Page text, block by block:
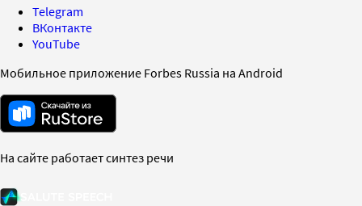
Telegram
ВКонтакте
YouTube
Мобильное приложение Forbes Russia на Android
На сайте работает синтез речи